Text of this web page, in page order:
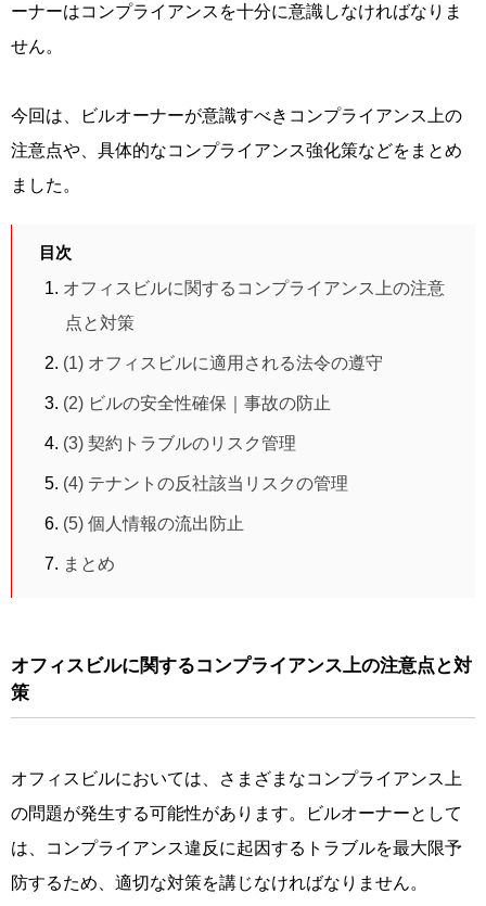
ーナーはコンプライアンスを十分に意識しなければなりま
せん。
今回は、ビルオーナーが意識すべきコンプライアンス上の
注意点や、具体的なコンプライアンス強化策などをまとめ
ました。
目次
オフィスビルに関するコンプライアンス上の注意
点と対策
(1) オフィスビルに適用される法令の遵守
(2) ビルの安全性確保｜事故の防止
(3) 契約トラブルのリスク管理
(4) テナントの反社該当リスクの管理
(5) 個人情報の流出防止
まとめ
オフィスビルに関するコンプライアンス上の注意点と対
策
オフィスビルにおいては、さまざまなコンプライアンス上
の問題が発生する可能性があります。ビルオーナーとして
は、コンプライアンス違反に起因するトラブルを最大限予
防するため、適切な対策を講じなければなりません。